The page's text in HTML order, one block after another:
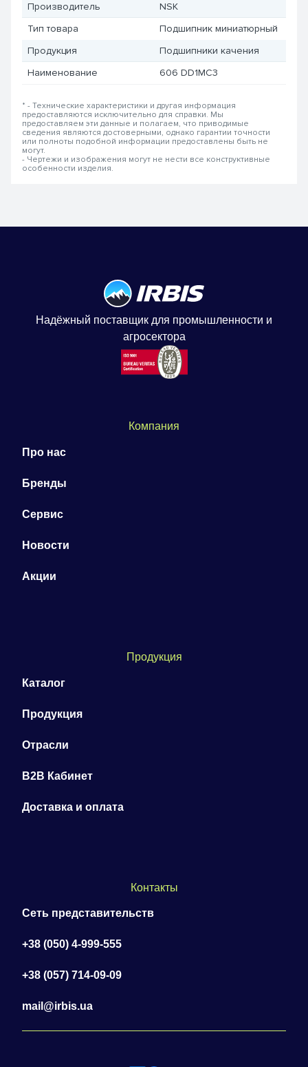
Производитель
NSK
Тип товара
Подшипник миниатюрный
Продукция
Подшипники качения
Наименование
606 DD1MC3
* - Технические характеристики и другая информация
предоставляются исключительно для справки. Мы
предоставляем эти данные и полагаем, что приводимые
сведения являются достоверными, однако гарантии точности
или полноты подобной информации предоставлены быть не
могут.
- Чертежи и изображения могут не нести все конструктивные
особенности изделия.
Надёжный поставщик для промышленности и
агросектора
Компания
Про нас
Бренды
Сервис
Новости
Акции
Продукция
Каталог
Продукция
Отрасли
B2B Кабинет
Доставка и оплата
Контакты
Сеть представительств
+38 (050) 4-999-555
+38 (057) 714-09-09
mail@irbis.ua